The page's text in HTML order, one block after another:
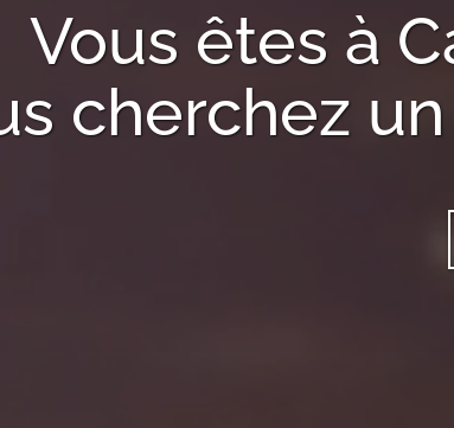
Vous êtes à
cherchez